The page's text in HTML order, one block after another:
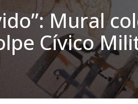
Mural
Cívico
olvido”: Mural colectivo a 50 años del